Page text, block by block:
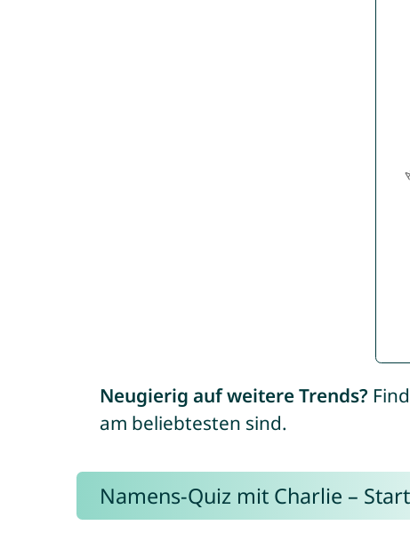
Neugierig auf weitere Trends?
am beliebtesten sind.
Namens-Quiz mit Charlie –